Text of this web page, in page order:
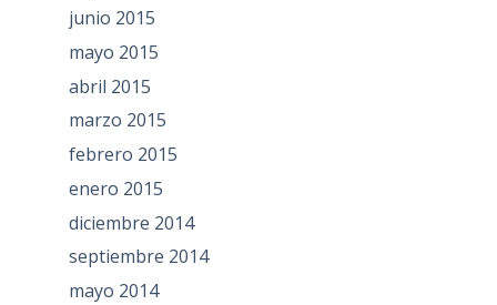
junio 2015
mayo 2015
abril 2015
marzo 2015
febrero 2015
enero 2015
diciembre 2014
septiembre 2014
mayo 2014